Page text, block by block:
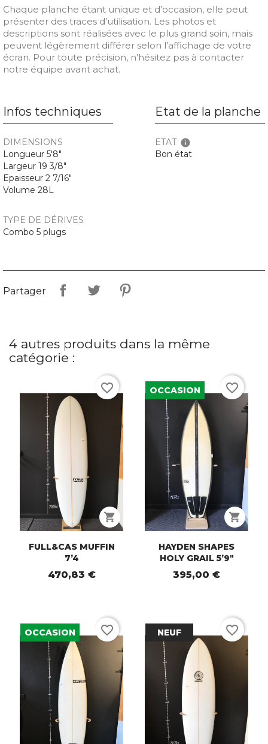
Chaque planche étant unique et d’occasion, elle peut
présenter des traces d’utilisation. Les photos et
descriptions sont réalisées avec le plus grand soin, mais
peuvent légèrement différer selon l’affichage de votre
écran. Pour toute précision, n’hésitez pas à contacter
notre équipe avant achat.
Infos techniques
DIMENSIONS
Longueur 5'8"
Largeur 19 3/8"
Epaisseur 2 7/16"
Volume 28L
TYPE DE DÉRIVES
Combo 5 plugs
Etat de la planche
ETAT info
Bon état
Partager
4 autres produits dans la même
catégorie :
shopping_cart
FULL&CAS MUFFIN
7’4
470,83 €
favorite_border
shopping_cart
HAYDEN SHAPES
HOLY GRAIL 5’9"
395,00 €
OCCASION favorite_border
OCCASION favorite_border NEUF favorite_border